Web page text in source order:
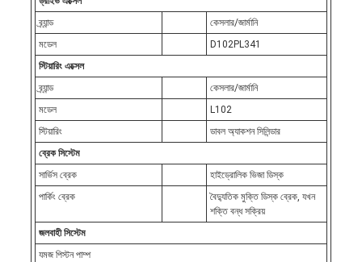
ব্র্যান্ড
কেসলার/জার্মানি
মডেল
D102PL341
স্টিয়ারিং এক্সেল
ব্র্যান্ড
কেসলার/জার্মানি
মডেল
L102
স্টিয়ারিং
ডাবল অ্যাকশন সিলিন্ডার
ব্রেক সিস্টেম
সার্ভিস ব্রেক
হাইড্রোলিক ভিজা ডিস্ক
পার্কিং ব্রেক
বৈদ্যুতিক মুক্তি ডিস্ক ব্রেক, যখন
শক্তি বন্ধ সক্রিয়
জলবাহী সিস্টেম
যমজ পিস্টন পাম্প